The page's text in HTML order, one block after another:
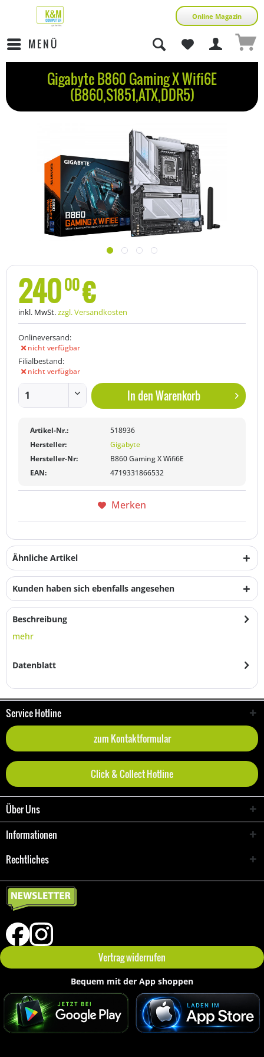
Online Magazin
MENÜ
Gigabyte B860 Gaming X Wifi6E
(B860,S1851,ATX,DDR5)
24000€
inkl. MwSt.zzgl. Versandkosten
Onlineversand:
nicht verfügbar
Filialbestand:
nicht verfügbar
In denWarenkorb
Artikel-Nr.:
518936
Hersteller:
Gigabyte
Hersteller-Nr:
B860 Gaming X Wifi6E
EAN:
4719331866532
Merken
Ähnliche Artikel
Kunden haben sich ebenfalls angesehen
Beschreibung
mehr
Datenblatt
Service Hotline
zum Kontaktformular
Click & Collect Hotline
Über Uns
Informationen
Rechtliches
Vertrag widerrufen
Bequem mit der App shoppen